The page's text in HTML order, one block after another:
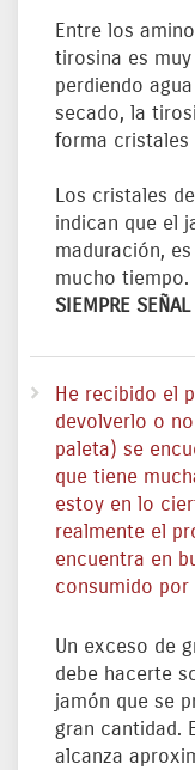
Entre los
tirosina es
perdiendo
secado, la
forma
Los cristales
indican que el
maduración,
mucho
SIEMPRE
He recibido el
devolverlo o
paleta) se
que tiene
estoy en lo
realmente el
encuentra en
consumido
Un exceso de
debe hacerte
jamón que se
gran cantidad.
alcanza